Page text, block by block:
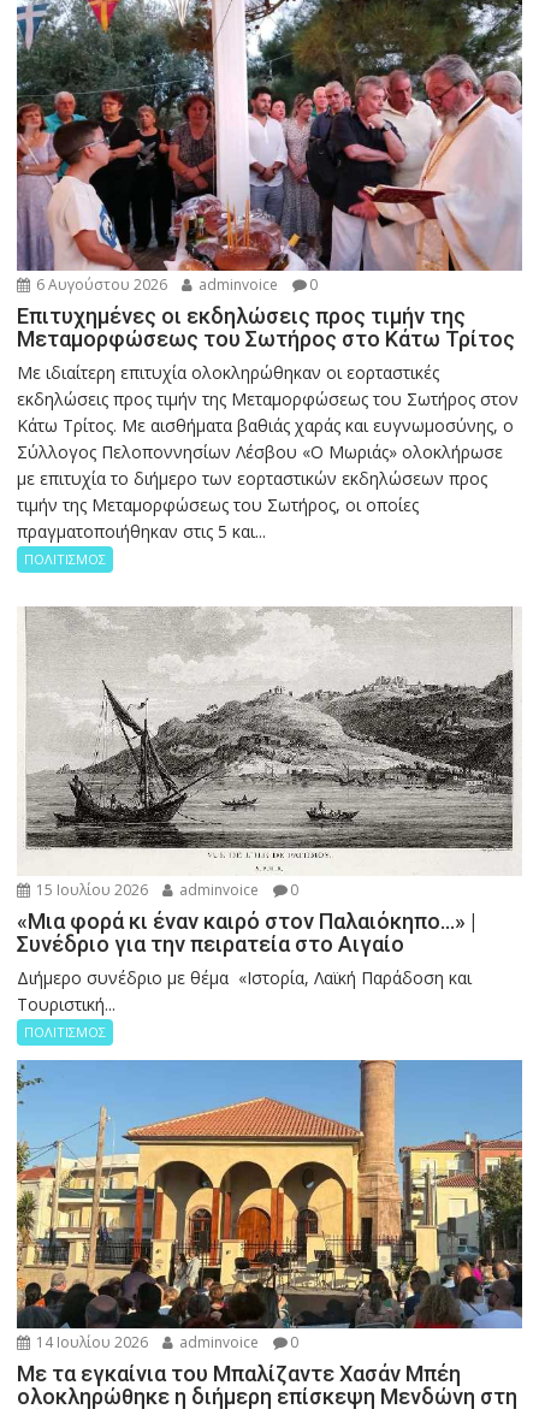
6 Αυγούστου 2026 adminvoice 0
Επιτυχημένες οι εκδηλώσεις προς τιμήν της
Μεταμορφώσεως του Σωτήρος στο Κάτω Τρίτος
Με ιδιαίτερη επιτυχία ολοκληρώθηκαν οι εορταστικές
εκδηλώσεις προς τιμήν της Μεταμορφώσεως του Σωτήρος στον
Κάτω Τρίτος. Με αισθήματα βαθιάς χαράς και ευγνωμοσύνης, ο
Σύλλογος Πελοποννησίων Λέσβου «Ο Μωριάς» ολοκλήρωσε
με επιτυχία το διήμερο των εορταστικών εκδηλώσεων προς
τιμήν της Μεταμορφώσεως του Σωτήρος, οι οποίες
πραγματοποιήθηκαν στις 5 και...
ΠΟΛΙΤΙΣΜΟΣ
15 Ιουλίου 2026 adminvoice 0
«Μια φορά κι έναν καιρό στον Παλαιόκηπο…» |
Συνέδριο για την πειρατεία στο Αιγαίο
Διήμερο συνέδριο με θέμα «Ιστορία, Λαϊκή Παράδοση και
Τουριστική...
ΠΟΛΙΤΙΣΜΟΣ
14 Ιουλίου 2026 adminvoice 0
Με τα εγκαίνια του Μπαλίζαντε Χασάν Μπέη
ολοκληρώθηκε η διήμερη επίσκεψη Μενδώνη στη